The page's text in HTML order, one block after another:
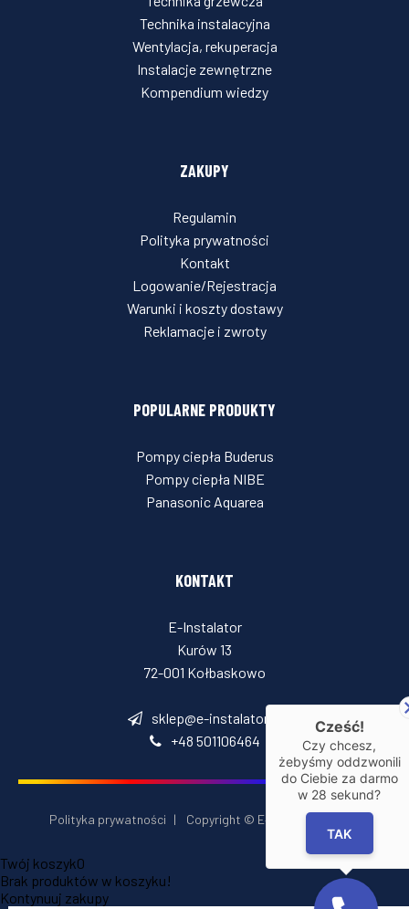
Technika instalacyjna
Wentylacja, rekuperacja
Instalacje zewnętrzne
Kompendium wiedzy
ZAKUPY
Regulamin
Polityka prywatności
Kontakt
Logowanie/Rejestracja
Warunki i koszty dostawy
Reklamacje i zwroty
POPULARNE PRODUKTY
Pompy ciepła Buderus
Pompy ciepła NIBE
Panasonic Aquarea
KONTAKT
E-Instalator
Kurów 13
72-001 Kołbaskowo
sklep@e-instalator.pl
+48 501106464
Polityka prywatności | Copyright © E‑Installator 2026
Twój koszyk0
Brak produktów w koszyku!
Kontynuuj zakupy
Cześć!
Czy chcesz,
żebyśmy oddzwonili
do Ciebie za darmo
w 28 sekund?
TAK